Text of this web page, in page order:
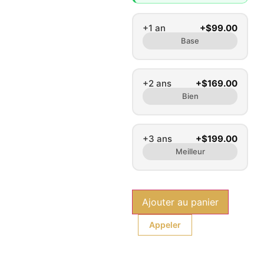
+1 an +$99.00
Base
+2 ans +$169.00
Bien
+3 ans +$199.00
Meilleur
Ajouter au panier
Appeler